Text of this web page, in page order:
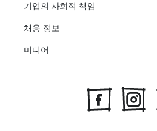
기업의 사회적 책임
채용 정보
미디어